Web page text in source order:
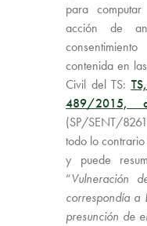
para
acción de
contenida en
Civil del TS:
489/2015,
(SP/SENT/
todo lo
y puede
“Vulneración
correspondía a
presunción de